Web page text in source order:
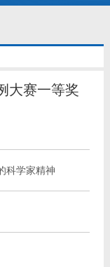
大赛一等奖
科学家精神